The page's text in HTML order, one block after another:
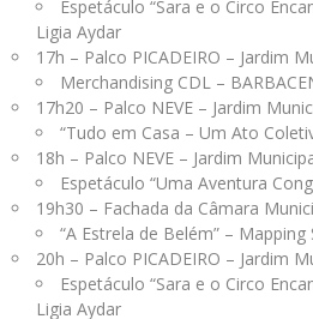
Espetáculo “Sara e o Circo
Ligia Aydar
17h – Palco PICADEIRO – Jardim
Merchandising CDL –
17h20 – Palco NEVE – Jardim
“Tudo em Casa – Um Ato
18h – Palco NEVE – Jardim
Espetáculo “Uma Aventura
19h30 – Fachada da Câmara
“A Estrela de Belém” –
20h – Palco PICADEIRO – Jardim
Espetáculo “Sara e o Circo
Ligia Aydar